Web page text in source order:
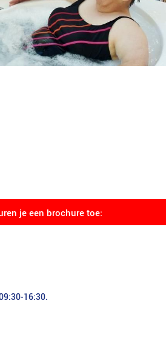
je een brochure toe:
16:30.